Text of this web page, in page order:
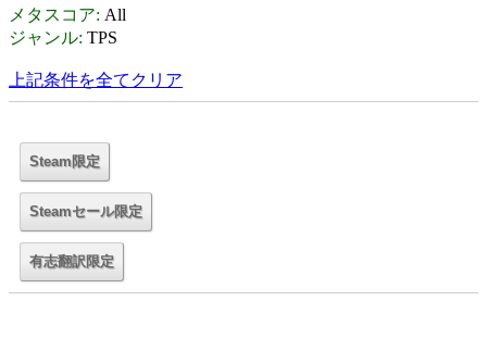
メタスコア: All
ジャンル: TPS
上記条件を全てクリア